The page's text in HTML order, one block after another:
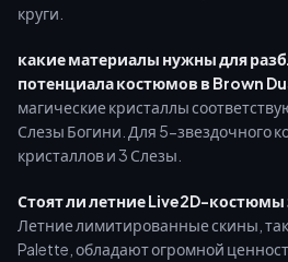
круги.
какие материалы нужны для
потенциала костюмов в Brown
магические кристаллы
Слезы Богини. Для 5-звездочного
кристаллов и 3 Слезы.
Стоят ли летние Live2D-костюмы
Летние лимитированные скины,
Palette, обладают огромной